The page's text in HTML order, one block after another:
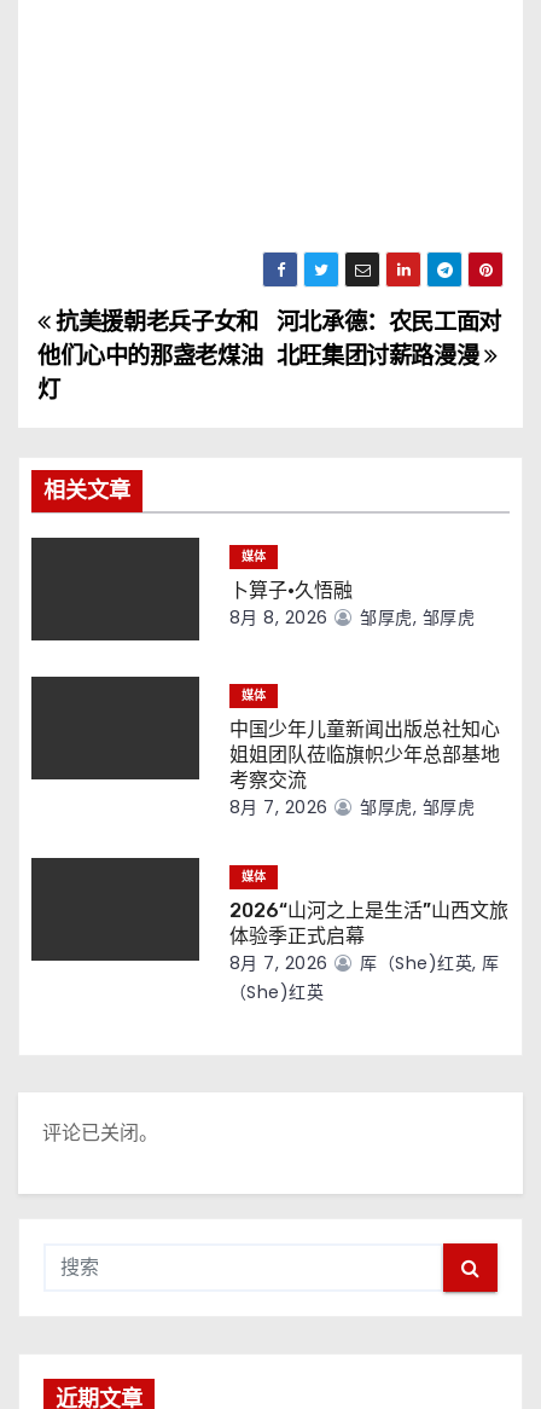
文
章
航
河北承德：农民工面对
北旺集团讨薪路漫漫
抗美援朝老兵子女和
他们心中的那盏老煤油
灯
相关文章
媒体
卜算子·久悟融
8月 8, 2026 邹厚虎, 邹厚虎
媒体
中国少年儿童新闻出版总社知心
姐姐团队莅临旗帜少年总部基地
考察交流
8月 7, 2026 邹厚虎, 邹厚虎
媒体
2026“山河之上是生活”山西文旅
体验季正式启幕
8月 7, 2026
厍（she)红英, 厍
（she)红英
评论已关闭。
近期文章